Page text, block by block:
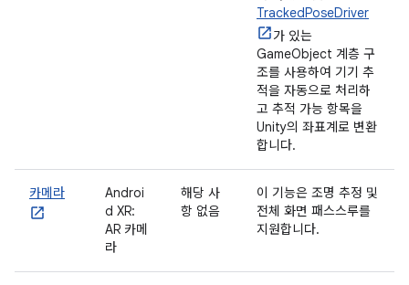
TrackedPoseDriver
가 있는
GameObject 계층 구
조를 사용하여 기기 추
적을 자동으로 처리하
고 추적 가능 항목을
Unity의 좌표계로 변환
합니다.
카메라
Androi
d XR:
AR 카메
라
해당 사
항 없음
이 기능은 조명 추정 및
전체 화면 패스스루를
지원합니다.